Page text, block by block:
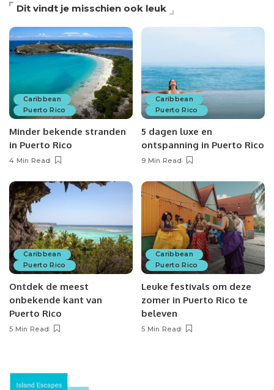
Dit vindt je misschien ook leuk
Caribbean
Puerto Rico
Minder bekende stranden
in Puerto Rico
4 Min Read
Caribbean
Puerto Rico
5 dagen luxe en
ontspanning in Puerto Rico
9 Min Read
Caribbean
Puerto Rico
Ontdek de meest
onbekende kant van
Puerto Rico
5 Min Read
Caribbean
Puerto Rico
Leuke festivals om deze
zomer in Puerto Rico te
beleven
5 Min Read